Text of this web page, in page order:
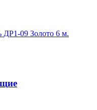
09 Золото 6 м.